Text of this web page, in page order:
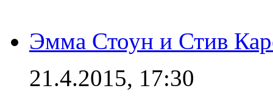
Эмма Стоун и Стив
21.4.2015, 17:30